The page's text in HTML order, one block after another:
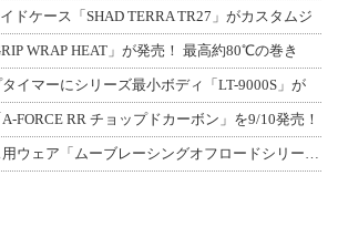
ドケース「SHAD TERRA TR27」がカスタムジ
WRAP HEAT」が発売！ 最高約80℃の巻き
タイマーにシリーズ最小ボディ「LT-9000S」が
FORCE RR チョップドカーボン」を9/10発売！